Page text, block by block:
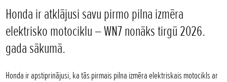
Honda ir atklājusi savu pirmo pilna izmēra
elektrisko motociklu – WN7 nonāks tirgū 2026.
gada sākumā.
Honda ir apstiprinājusi, ka tās pirmais pilna izmēra elektriskais motocikls ar